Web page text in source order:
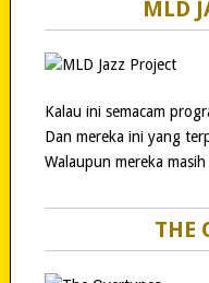
MLD
Kalau ini semacam
Dan mereka ini yang
Walaupun mereka
THE